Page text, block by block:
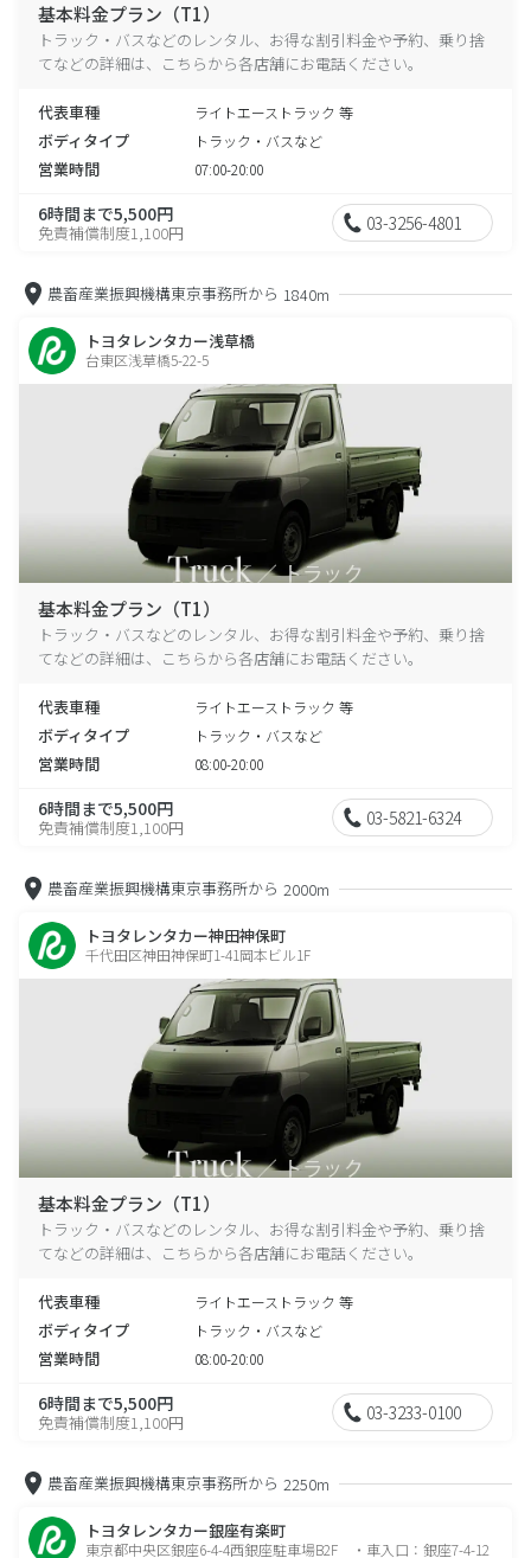
基本料金プラン（T1）
トラック・バスなどのレンタル、お得な割引料金や予約、乗り捨
てなどの詳細は、こちらから各店舗にお電話ください。
代表車種 ライトエーストラック 等
ボディタイプ トラック・バスなど
営業時間 07:00-20:00
6時間まで5,500円
免責補償制度1,100円 03-3256-4801
農畜産業振興機構東京事務所から 1840m
トヨタレンタカー浅草橋
台東区浅草橋5-22-5
基本料金プラン（T1）
トラック・バスなどのレンタル、お得な割引料金や予約、乗り捨
てなどの詳細は、こちらから各店舗にお電話ください。
代表車種 ライトエーストラック 等
ボディタイプ トラック・バスなど
営業時間 08:00-20:00
6時間まで5,500円
免責補償制度1,100円 03-5821-6324
農畜産業振興機構東京事務所から 2000m
トヨタレンタカー神田神保町
千代田区神田神保町1-41岡本ビル1F
基本料金プラン（T1）
トラック・バスなどのレンタル、お得な割引料金や予約、乗り捨
てなどの詳細は、こちらから各店舗にお電話ください。
代表車種 ライトエーストラック 等
ボディタイプ トラック・バスなど
営業時間 08:00-20:00
6時間まで5,500円
免責補償制度1,100円 03-3233-0100
農畜産業振興機構東京事務所から 2250m
トヨタレンタカー銀座有楽町
東京都中央区銀座6-4-4西銀座駐車場B2F ・車入口：銀座7-4-12